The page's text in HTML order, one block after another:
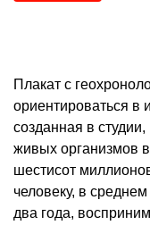
Плакат с
ориентироваться
созданная в
живых организмов
шестисот
человеку, в
два года,